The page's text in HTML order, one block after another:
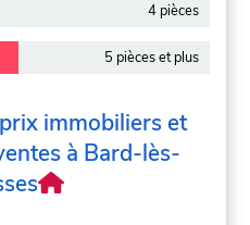
4 pièces
5 pièces et plus
immobiliers et
à Bard-lès-